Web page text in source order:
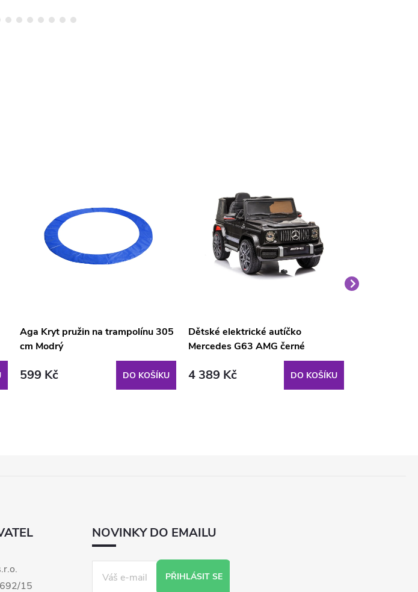
Aga Kryt pružin na trampolínu 305
cm Modrý
599 Kč DO KOŠÍKU
Dětské elektrické autíčko
Mercedes G63 AMG černé
4 389 Kč DO KOŠÍKU
15
NOVINKY DO EMAILU
PŘIHLÁSIT SE